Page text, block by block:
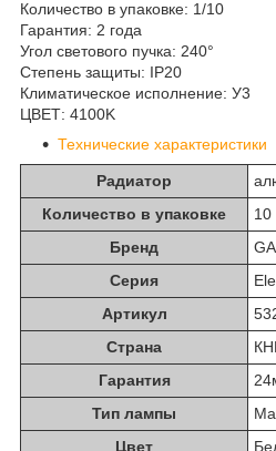
Количество в упаковке: 1/10
Гарантия: 2 года
Угол светового пучка: 240°
Степень защиты: IP20
Климатическое исполнение: У3
ЦВЕТ: 4100K
Технические характеристики
Радиатор
Количество в упаковке
10
Бренд
Серия
Артикул
Страна
Гарантия
Тип лампы
Цвет